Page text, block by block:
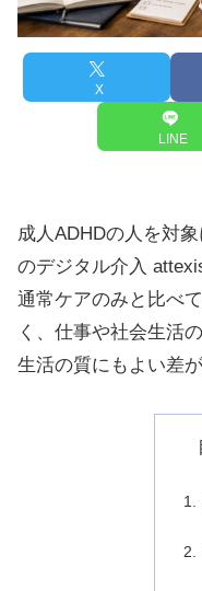
X
LINE
成人ADHDの人を対
のデジタル介入
通常ケアのみと比べ
く、仕事や社会生活
生活の質にもよい差